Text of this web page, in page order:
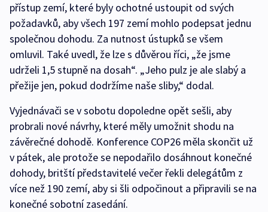
přístup zemí, které byly ochotné ustoupit od svých
požadavků, aby všech 197 zemí mohlo podepsat jednu
společnou dohodu. Za nutnost ústupků se všem
omluvil. Také uvedl, že lze s důvěrou říci, „že jsme
udrželi 1,5 stupně na dosah“. „Jeho pulz je ale slabý a
přežije jen, pokud dodržíme naše sliby,“ dodal.
Vyjednávači se v sobotu dopoledne opět sešli, aby
probrali nové návrhy, které měly umožnit shodu na
závěrečné dohodě. Konference COP26 měla skončit už
v pátek, ale protože se nepodařilo dosáhnout konečné
dohody, britští představitelé večer řekli delegátům z
více než 190 zemí, aby si šli odpočinout a připravili se na
konečné sobotní zasedání.